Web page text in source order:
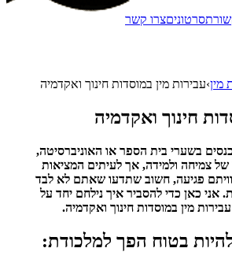
סרטוניםצרו קשר
מין›עבירות מין במוסדות חינוך ואקדמיה
חינוך ואקדמיה
בשערי בית הספר או האוניברסיטה,
של צמיחה ולמידה, אך לעיתים המציאות
פגיעה, חשוב שתדעו שאתם לא לבד
אני כאן כדי להסביר איך נילחם יחד על
עבירות מין במוסדות חינוך ואקדמיה.
בטוח הפך למלכודת: